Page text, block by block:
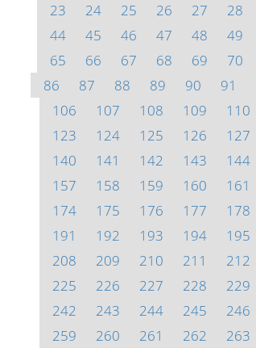
23
24 25 26 27 28
44
45 46 47 48 49
65
66 67 68 69 70
86
87 88 89 90 91
106
107 108 109 110
123
124 125 126 127
140
141 142 143 144
157
158 159 160 161
174
175 176 177 178
191
192 193 194 195
208
209 210 211 212
225
226 227 228 229
242
243 244 245 246
259
260 261 262 263